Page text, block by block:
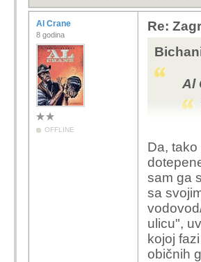
Al Crane
8 godina
OFFLINE
Re:
Al
Da,
sam ga
sa
ulicu",
kojoj
običnih